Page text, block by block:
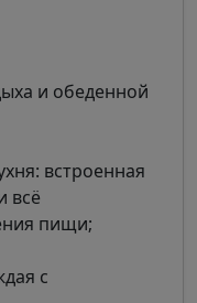
и обеденной
встроенная
всё
пищи;
с